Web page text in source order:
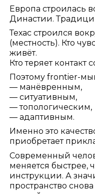
Европа строилась
Династии.
Техас строился
(местность). Кто
живёт.
Кто теряет контакт
Поэтому frontier-
— манёвренным,
— ситуативным,
— топологическим,
— адаптивным.
Именно это
приобретает
Современный
меняется быстрее,
инструкции. А
пространство